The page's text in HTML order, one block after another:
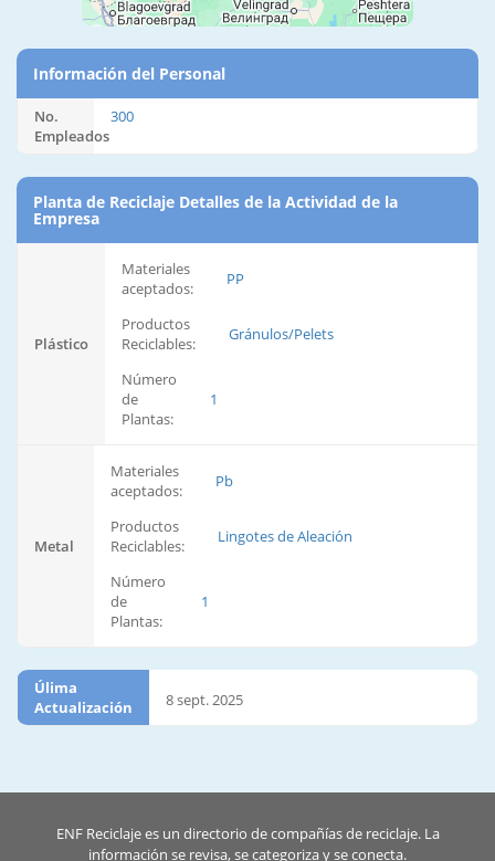
Información del Personal
No.
Empleados
300
Planta de Reciclaje Detalles de la Actividad de la
Empresa
Plástico
Materiales
aceptados:
PP
Productos
Reciclables:
Gránulos/Pelets
Número
de
Plantas:
1
Metal
Materiales
aceptados:
Pb
Productos
Reciclables:
Lingotes de Aleación
Número
de
Plantas:
1
Úlima
Actualización
8 sept. 2025
ENF Reciclaje es un directorio de compañías de reciclaje. La
información se revisa, se categoriza y se conecta.